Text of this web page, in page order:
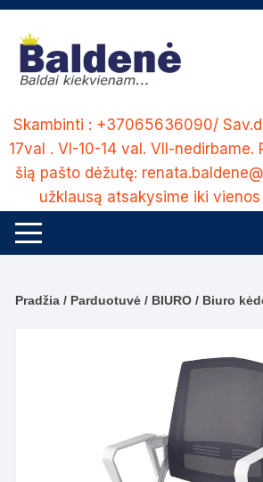
Skip
content
Skambinti : +37065636090/
17val . VI-10-14 val. VII-nedirbame.
šią pašto dėžutę:
užklausą atsakysime iki
Pradžia / Parduotuvė / BIURO / Biuro